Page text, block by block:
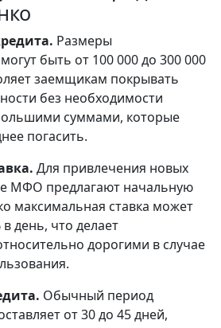
Размеры
быть от 100 000 до 300 000
заемщикам покрывать
без необходимости
суммами, которые
погасить.
Для привлечения новых
МФО предлагают начальную
максимальная ставка может
в день, что делает
дорогими в случае
Обычный период
от 30 до 45 дней,